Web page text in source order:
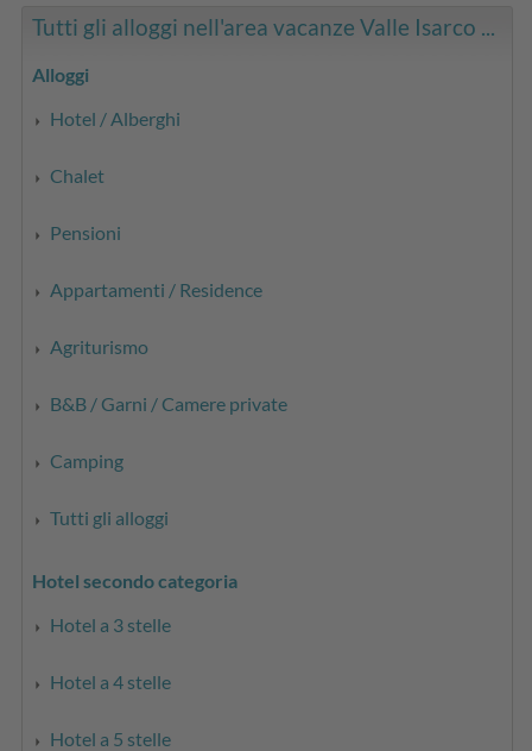
Tutti gli alloggi nell'area vacanze Valle Isarco ...
Alloggi
Hotel / Alberghi
Chalet
Pensioni
Appartamenti / Residence
Agriturismo
B&B / Garni / Camere private
Camping
Tutti gli alloggi
Hotel secondo categoria
Hotel a 3 stelle
Hotel a 4 stelle
Hotel a 5 stelle